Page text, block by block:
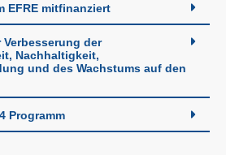
EFRE mitfinanziert
Verbesserung der
Nachhaltigkeit,
und des Wachstums auf den
Programm